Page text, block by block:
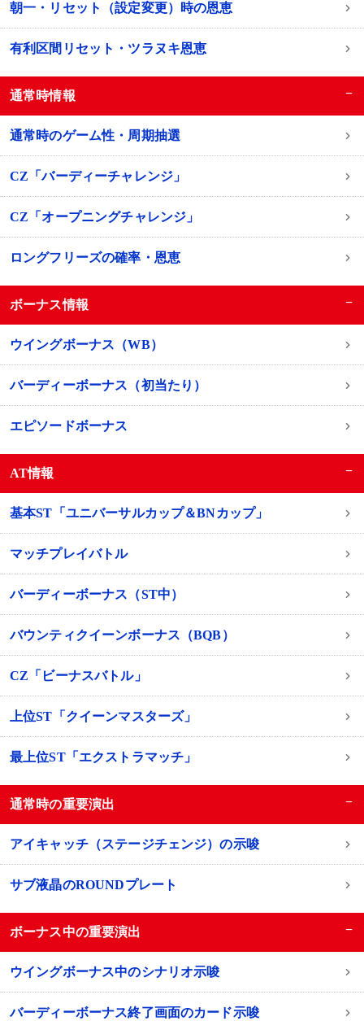
朝一・リセット（設定変更）時の恩恵
有利区間リセット・ツラヌキ恩恵
通常時情報 −
通常時のゲーム性・周期抽選
CZ「バーディーチャレンジ」
CZ「オープニングチャレンジ」
ロングフリーズの確率・恩恵
ボーナス情報 −
ウイングボーナス（WB）
バーディーボーナス（初当たり）
エピソードボーナス
AT情報 −
基本ST「ユニバーサルカップ＆BNカップ」
マッチプレイバトル
バーディーボーナス（ST中）
バウンティクイーンボーナス（BQB）
CZ「ビーナスバトル」
上位ST「クイーンマスターズ」
最上位ST「エクストラマッチ」
通常時の重要演出 −
アイキャッチ（ステージチェンジ）の示唆
サブ液晶のROUNDプレート
ボーナス中の重要演出 −
ウイングボーナス中のシナリオ示唆
バーディーボーナス終了画面のカード示唆